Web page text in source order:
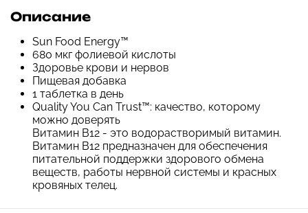
Описание
Sun Food Energy™
680 мкг фолиевой кислоты
Здоровье крови и нервов
Пищевая добавка
1 таблетка в день
Quality You Can Trust™: качество, которому
можно доверять
Витамин B12 - это водорастворимый витамин.
Витамин B12 предназначен для обеспечения
питательной поддержки здорового обмена
веществ, работы нервной системы и красных
кровяных телец.